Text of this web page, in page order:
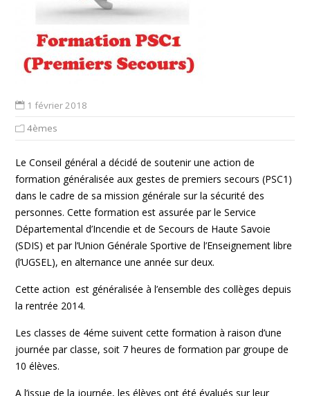
1 février 2018
4èmes
Le Conseil général a décidé de soutenir une action de
formation généralisée aux gestes de premiers secours (PSC1)
dans le cadre de sa mission générale sur la sécurité des
personnes. Cette formation est assurée par le Service
Départemental d’Incendie et de Secours de Haute Savoie
(SDIS) et par l’Union Générale Sportive de l’Enseignement libre
(l’UGSEL), en alternance une année sur deux.
Cette action est généralisée à l’ensemble des collèges depuis
la rentrée 2014.
Les classes de 4éme suivent cette formation à raison d’une
journée par classe, soit 7 heures de formation par groupe de
10 élèves.
A l’issue de la journée, les élèves ont été évalués sur leur